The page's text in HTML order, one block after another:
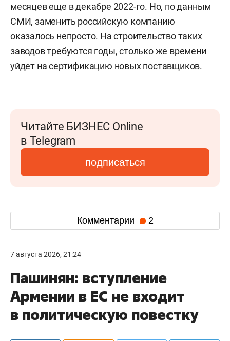
месяцев еще в декабре 2022-го. Но, по данным
СМИ, заменить российскую компанию
оказалось непросто. На строительство таких
заводов требуются годы, столько же времени
уйдет на сертификацию новых поставщиков.
Читайте БИЗНЕС Online
в Telegram
подписаться
Комментарии 2
7 августа 2026, 21:24
Пашинян: вступление
Армении в ЕС не входит
в политическую повестку